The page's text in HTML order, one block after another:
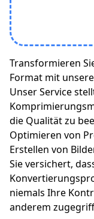
Transformieren
Format mit
Unser Service
die Qualität zu
Optimieren von
Erstellen von
Sie versichert,
niemals Ihre
anderem